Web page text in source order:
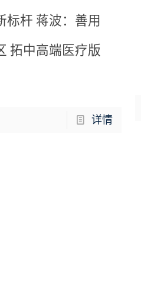
标杆 蒋波：善用
拓中高端医疗版
详情